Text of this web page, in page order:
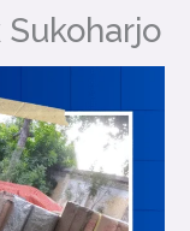
Sukoharjo